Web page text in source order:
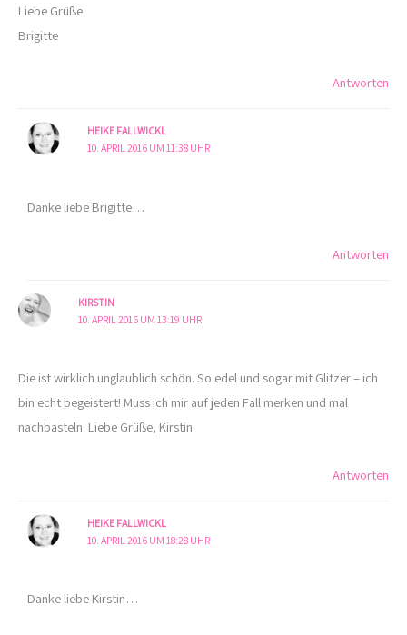
Liebe Grüße
Brigitte
Antworten
HEIKE FALLWICKL
10. APRIL 2016 UM 11:38 UHR
Danke liebe Brigitte…
Antworten
KIRSTIN
10. APRIL 2016 UM 13:19 UHR
Die ist wirklich unglaublich schön. So edel und sogar mit Glitzer – ich
bin echt begeistert! Muss ich mir auf jeden Fall merken und mal
nachbasteln. Liebe Grüße, Kirstin
Antworten
HEIKE FALLWICKL
10. APRIL 2016 UM 18:28 UHR
Danke liebe Kirstin…